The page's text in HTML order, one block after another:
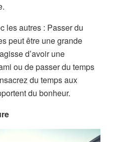
les autres : Passer du
peut être une grande
d’avoir une
ou de passer du temps
du temps aux
du bonheur.